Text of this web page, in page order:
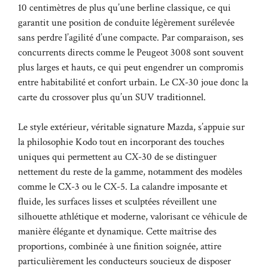
10 centimètres de plus qu’une berline classique, ce qui
garantit une position de conduite légèrement surélevée
sans perdre l’agilité d’une compacte. Par comparaison, ses
concurrents directs comme le Peugeot 3008 sont souvent
plus larges et hauts, ce qui peut engendrer un compromis
entre habitabilité et confort urbain. Le CX-30 joue donc la
carte du crossover plus qu’un SUV traditionnel.
Le style extérieur, véritable signature Mazda, s’appuie sur
la philosophie Kodo tout en incorporant des touches
uniques qui permettent au CX-30 de se distinguer
nettement du reste de la gamme, notamment des modèles
comme le CX-3 ou le CX-5. La calandre imposante et
fluide, les surfaces lisses et sculptées réveillent une
silhouette athlétique et moderne, valorisant ce véhicule de
manière élégante et dynamique. Cette maîtrise des
proportions, combinée à une finition soignée, attire
particulièrement les conducteurs soucieux de disposer